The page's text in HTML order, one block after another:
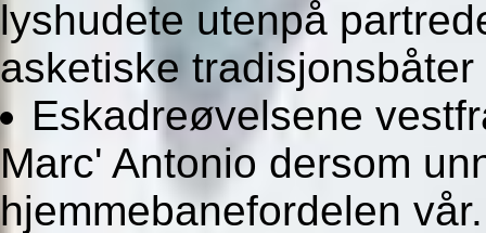
lyshudete utenpå
asketiske
Eskadreøvelsene
Marc' Antonio dersom
hjemmebanefordelen